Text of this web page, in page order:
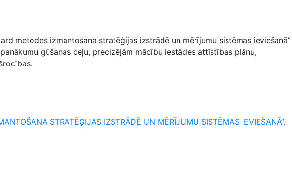
metodes izmantošana stratēģijas izstrādē un mērījumu sistēmas ieviešanā”
gūšanas ceļu, precizējām mācību iestādes attīstības plānu,
STRATĒĢIJAS IZSTRĀDĒ UN MĒRĪJUMU SISTĒMAS IEVIEŠANĀ”,